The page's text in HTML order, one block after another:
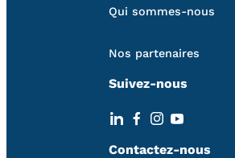
Qui sommes-nous
Nos partenaires
Suivez-nous
Contactez-nous